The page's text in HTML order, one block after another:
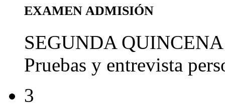
EXAMEN ADMISIÓN
SEGUNDA
Pruebas y entrevista
3